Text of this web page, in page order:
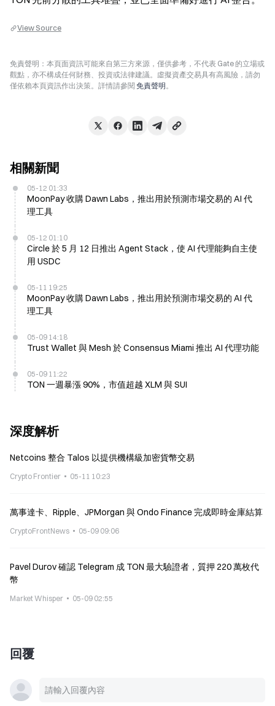
View Source
免責聲明：本頁面資訊可能來自第三方來源，僅供參考，不代表 Gate 的立場或
觀點，亦不構成任何財務、投資或法律建議。虛擬資產交易具有高風險，請勿
僅依賴本頁資訊作出決策。詳情請參閱 免責聲明。
相關新聞
05-12 01:33
MoonPay 收購 Dawn Labs，推出用於預測市場交易的 AI 代
理工具
05-12 01:10
Circle 於 5 月 12 日推出 Agent Stack，使 AI 代理能夠自主使
用 USDC
05-11 19:25
MoonPay 收購 Dawn Labs，推出用於預測市場交易的 AI 代
理工具
05-09 14:18
Trust Wallet 與 Mesh 於 Consensus Miami 推出 AI 代理功能
05-09 11:22
TON 一週暴漲 90%，市值超越 XLM 與 SUI
深度解析
Netcoins 整合 Talos 以提供機構級加密貨幣交易
Crypto Frontier 05-11 10:23
萬事達卡、Ripple、JPMorgan 與 Ondo Finance 完成即時金庫結算
CryptoFrontNews 05-09 09:06
Pavel Durov 確認 Telegram 成 TON 最大驗證者，質押 220 萬枚代
幣
Market Whisper 05-09 02:55
回覆